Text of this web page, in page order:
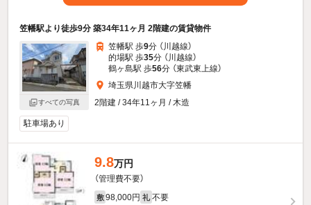
笠幡駅より徒歩9分 築34年11ヶ月 2階建の賃貸物件
すべての写真
笠幡駅 歩9分 （川越線）
的場駅 歩35分 （川越線）
鶴ヶ島駅 歩56分 （東武東上線）
埼玉県川越市大字笠幡
2階建 / 34年11ヶ月 / 木造
駐車場あり
9.8万円
（管理費不要）
敷 98,000円 礼 不要